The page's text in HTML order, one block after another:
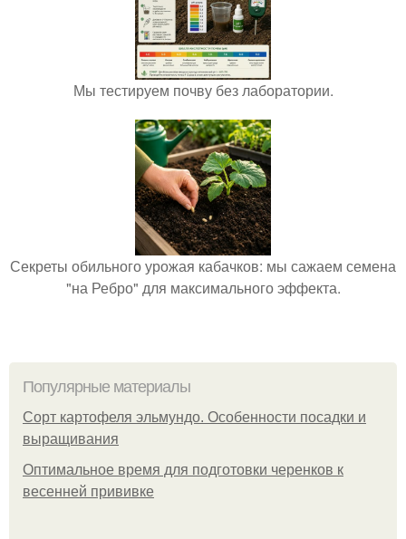
Мы тестируем почву без лаборатории.
Секреты обильного урожая кабачков: мы сажаем семена
"на Ребро" для максимального эффекта.
Популярные материалы
Сорт картофеля эльмундо. Особенности посадки и
выращивания
Оптимальное время для подготовки черенков к
весенней прививке